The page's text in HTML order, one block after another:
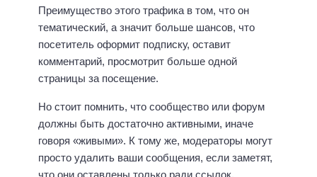
Преимущество этого трафика в том, что он
тематический, а значит больше шансов, что
посетитель оформит подписку, оставит
комментарий, просмотрит больше одной
страницы за посещение.
Но стоит помнить, что сообщество или форум
должны быть достаточно активными, иначе
говоря «живыми». К тому же, модераторы могут
просто удалить ваши сообщения, если заметят,